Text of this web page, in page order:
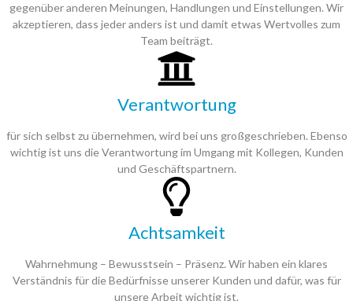
gegenüber anderen Meinungen, Handlungen und Einstellungen. Wir
akzeptieren, dass jeder anders ist und damit etwas Wertvolles zum
Team beiträgt.
Verantwortung
für sich selbst zu übernehmen, wird bei uns großgeschrieben. Ebenso
wichtig ist uns die Verantwortung im Umgang mit Kollegen, Kunden
und Geschäftspartnern.
Achtsamkeit
Wahrnehmung – Bewusstsein – Präsenz. Wir haben ein klares
Verständnis für die Bedürfnisse unserer Kunden und dafür, was für
unsere Arbeit wichtig ist.